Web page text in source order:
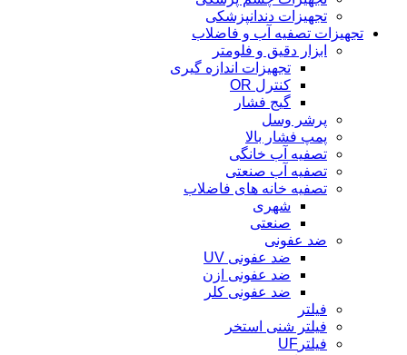
تجهیزات دندانپزشکی
تجهیزات تصفیه آب و فاضلاب
ابزار دقیق و فلومتر
تجهیزات اندازه گیری
کنترل OR
گیج فشار
پرشر وسل
پمپ فشار بالا
تصفیه آب خانگی
تصفیه آب صنعتی
تصفیه خانه های فاضلاب
شهری
صنعتی
ضد عفونی
ضد عفونی UV
ضد عفونی ازن
ضد عفونی کلر
فیلتر
فیلتر شنی استخر
فیلترUF